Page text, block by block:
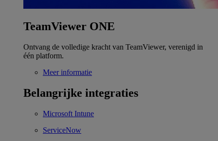
TeamViewer ONE
Ontvang de volledige kracht van TeamViewer, verenigd in
één platform.
Meer informatie
Belangrijke integraties
Microsoft Intune
ServiceNow